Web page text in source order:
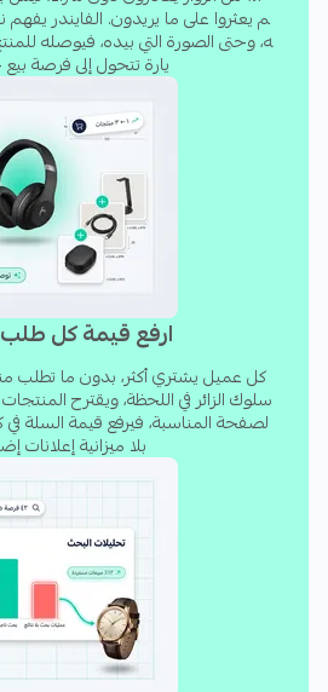
العميل، يرشّح المنتج المناسب،
نائم.
توصيات ذكية في كل صفحة:
الصحيح في اللحظة الصحيحة،
تكشف
ما هي عمليات البحث الفاشلة،
شريك سلة البلاتيني:
من أعلى تقييمات
أكثر من٧ مليون عملية بحث
مصمم خصيصاً للعربية،وليس
الاصطناعي مُدرَّب على اللهجات
تسعير ثابت وشفاف. بلا رسوم
٥ دقائق. بلا برمجة. بلا مطور.
التي تحتاجها، وراقب التحويل يرتفع.
م يعثروا على ما يريدون. الفايندر
ه، وحتى الصورة التي بيده، فيوصله
يارة تتحول إلى فرصة
ارفع قيمة كل طلب
كل عميل يشتري أكثر، بدون ما تطلب
سلوك الزائر في اللحظة، ويقترح
لصفحة المناسبة، فيرفع قيمة السلة
بلا ميزانية إعلانات